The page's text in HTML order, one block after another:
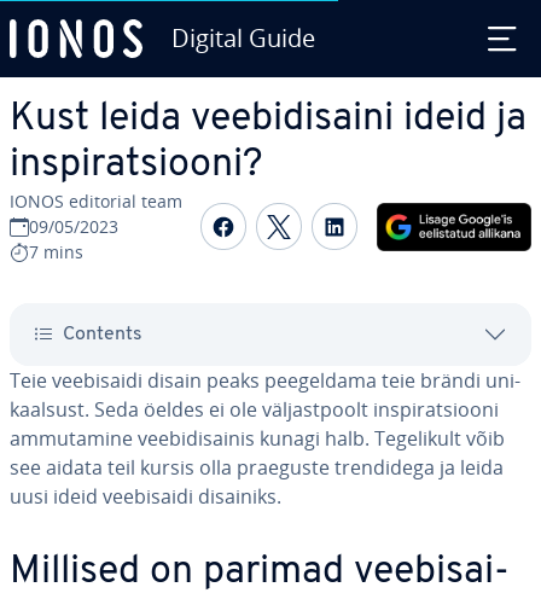
Digital Guide
Kust leida vee­bi­di­saini ideid ja
ins­pi­rat­siooni?
IONOS editorial team
09/05/2023
7 mins
Share on Facebook
Share on Twitter
Share on
Contents
Teie vee­bi­saidi disain peaks pee­gel­dama teie brändi uni­
kaal­sust. Seda öeldes ei ole väl­jast­poolt ins­pi­rat­siooni
am­mu­ta­mine vee­bi­di­sai­nis kunagi halb. Te­ge­li­kult võib
see aidata teil kursis olla praeguste tren­di­dega ja leida
uusi ideid vee­bi­saidi disainiks.
Millised on parimad vee­bi­sai­